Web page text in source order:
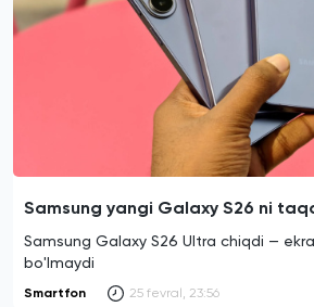
Samsung yangi Galaxy S26 ni
Samsung Galaxy S26 Ultra chiqdi —
bo'lmaydi
Smartfon 25 fevral, 23:56